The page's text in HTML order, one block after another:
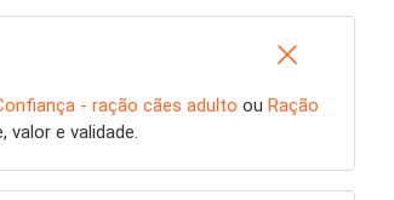
- ração cães adulto ou Ração
e validade.